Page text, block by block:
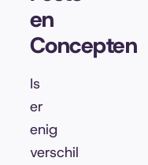
en
Concepten
Is
er
enig
verschil